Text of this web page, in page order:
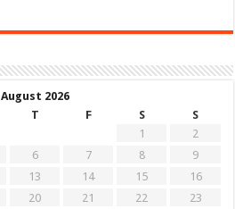
August 2026
T F S
S
1
2
6 7 8
9
13 14 15
16
20 21 22
23